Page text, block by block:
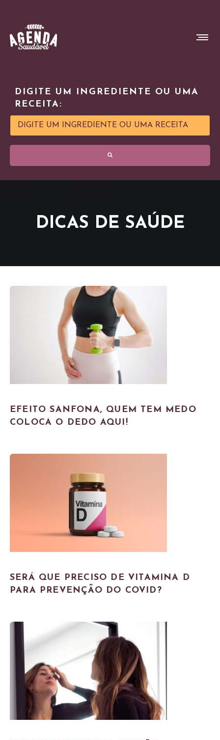
DIGITE UM INGREDIENTE OU UMA
RECEITA:
DICAS DE SAÚDE
EFEITO SANFONA, QUEM TEM MEDO
COLOCA O DEDO AQUI!
SERÁ QUE PRECISO DE VITAMINA D
PARA PREVENÇÃO DO COVID?